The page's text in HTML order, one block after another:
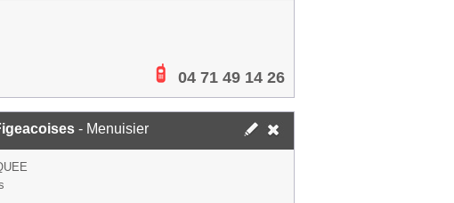
04 71 49 14 26
- Menuisier